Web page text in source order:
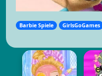
Barbie Spiele GirlsGoGames